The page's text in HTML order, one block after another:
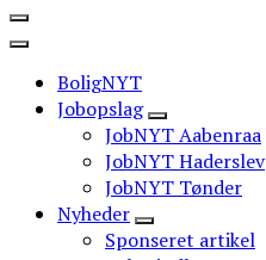
BoligNYT
Jobopslag
JobNYT Aabenraa
JobNYT Haderslev
JobNYT Tønder
Nyheder
Sponseret artikel